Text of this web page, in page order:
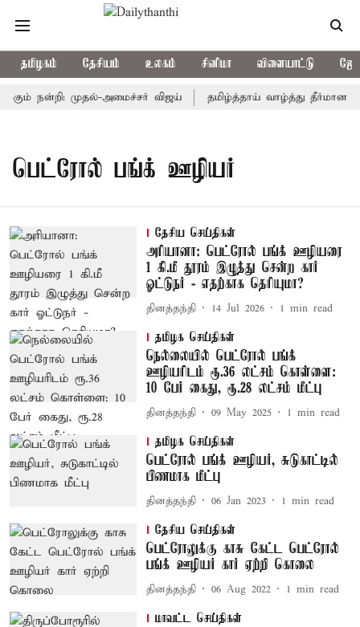
தமிழகம் தேசியம் உலகம் சினிமா விளையாட்டு
நன்றி: முதல்-அமைச்சர் விஜய் தமிழ்த்தாய் வாழ்த்து
பெட்ரோல் பங்க் ஊழியர்
தேசிய செய்திகள்
அரியானா: பெட்ரோல் பங்க் ஊழியரை
1 கி.மீ தூரம் இழுத்து சென்ற கார்
ஓட்டுநர் - எதற்காக தெரியுமா?
தினத்தந்தி 14 Jul 2026 1 min read
தமிழக செய்திகள்
நெல்லையில் பெட்ரோல் பங்க்
ஊழியரிடம் ரூ.36 லட்சம் கொள்ளை:
10 பேர் கைது, ரூ.28 லட்சம் மீட்பு
தினத்தந்தி 09 May 2025 1 min read
தமிழக செய்திகள்
பெட்ரோல் பங்க் ஊழியர், சுடுகாட்டில்
பிணமாக மீட்பு
தினத்தந்தி 06 Jan 2023 1 min read
தேசிய செய்திகள்
பெட்ரோலுக்கு காசு கேட்ட பெட்ரோல்
பங்க் ஊழியர் கார் ஏற்றி கொலை
தினத்தந்தி 06 Aug 2022 1 min read
மாவட்ட செய்திகள்